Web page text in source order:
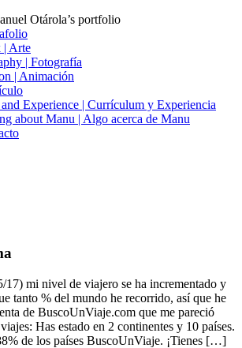
Otárola’s portfolio
Arte
| Fotografía
| Animación
and Experience | Currículum y Experiencia
about Manu | Algo acerca de Manu
17) mi nivel de viajero se ha incrementado y
tanto % del mundo he recorrido, así que he
de BuscoUnViaje.com que me pareció
Has estado en 2 continentes y 10 países.
de los países BuscoUnViaje. ¡Tienes […]